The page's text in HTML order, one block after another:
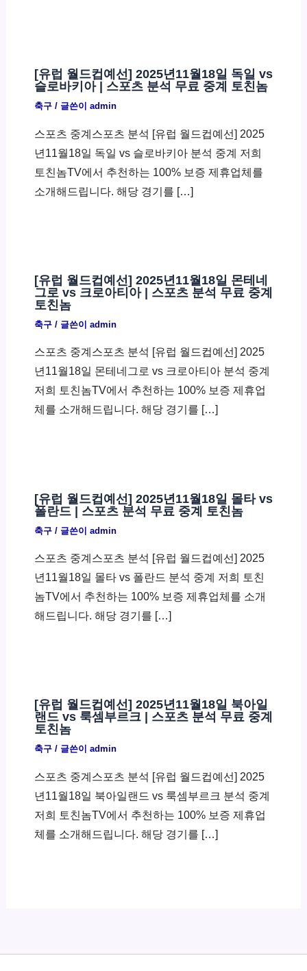
[유럽 월드컵예선] 2025년11월18일 독일 vs
슬로바키아 | 스포츠 분석 무료 중계 토친놈
축구/ 글쓴이 admin
스포츠 중계스포츠 분석 [유럽 월드컵예선] 2025
년11월18일 독일 vs 슬로바키아 분석 중계 저희
토친놈TV에서 추천하는 100% 보증 제휴업체를
소개해드립니다. 해당 경기를 […]
[유럽 월드컵예선] 2025년11월18일 몬테네
그로 vs 크로아티아 | 스포츠 분석 무료 중계
토친놈
축구/ 글쓴이 admin
스포츠 중계스포츠 분석 [유럽 월드컵예선] 2025
년11월18일 몬테네그로 vs 크로아티아 분석 중계
저희 토친놈TV에서 추천하는 100% 보증 제휴업
체를 소개해드립니다. 해당 경기를 […]
[유럽 월드컵예선] 2025년11월18일 몰타 vs
폴란드 | 스포츠 분석 무료 중계 토친놈
축구/ 글쓴이 admin
스포츠 중계스포츠 분석 [유럽 월드컵예선] 2025
년11월18일 몰타 vs 폴란드 분석 중계 저희 토친
놈TV에서 추천하는 100% 보증 제휴업체를 소개
해드립니다. 해당 경기를 […]
[유럽 월드컵예선] 2025년11월18일 북아일
랜드 vs 룩셈부르크 | 스포츠 분석 무료 중계
토친놈
축구/ 글쓴이 admin
스포츠 중계스포츠 분석 [유럽 월드컵예선] 2025
년11월18일 북아일랜드 vs 룩셈부르크 분석 중계
저희 토친놈TV에서 추천하는 100% 보증 제휴업
체를 소개해드립니다. 해당 경기를 […]